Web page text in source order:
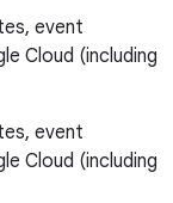
event
Cloud (including
event
Cloud (including